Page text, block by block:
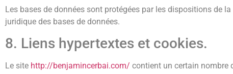
Les bases de données sont protégées par les dispositions de
juridique des bases de données.
8. Liens hypertextes et cookies.
Le site http://benjamincerbai.com/ contient un certain nombre